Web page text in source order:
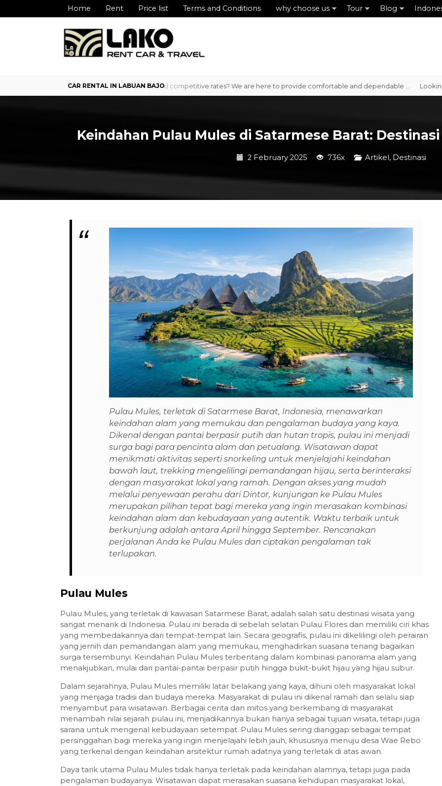
Home Rent Price list Terms and Conditions why choose us Tour Blog
Labuan Bajo with professional service and competitive rates? We are here to provide comfortable and dependable ... Looking for a
Keindahan Pulau Mules di Satarmese Barat:
2 February 2025 736x Artikel, Destinasi
Pulau Mules, terletak di Satarmese Barat, Indonesia, menawarkan
keindahan alam yang memukau dan pengalaman budaya yang kaya.
Dikenal dengan pantai berpasir putih dan hutan tropis, pulau ini menjadi
surga bagi para pencinta alam dan petualang. Wisatawan dapat
menikmati aktivitas seperti snorkeling untuk menjelajahi keindahan
bawah laut, trekking mengelilingi pemandangan hijau, serta berinteraksi
dengan masyarakat lokal yang ramah. Dengan akses yang mudah
melalui penyewaan perahu dari Dintor, kunjungan ke Pulau Mules
merupakan pilihan tepat bagi mereka yang ingin merasakan kombinasi
keindahan alam dan kebudayaan yang autentik. Waktu terbaik untuk
berkunjung adalah antara April hingga September. Rencanakan
perjalanan Anda ke Pulau Mules dan ciptakan pengalaman tak
terlupakan.
Pulau Mules
Pulau Mules, yang terletak di kawasan Satarmese Barat, adalah salah satu destinasi wisata yang
sangat menarik di Indonesia. Pulau ini berada di sebelah selatan Pulau Flores dan memiliki ciri khas
yang membedakannya dari tempat-tempat lain. Secara geografis, pulau ini dikelilingi oleh perairan
yang jernih dan pemandangan alam yang memukau, menghadirkan suasana tenang bagaikan
surga tersembunyi. Keindahan Pulau Mules terbentang dalam kombinasi panorama alam yang
menakjubkan, mulai dari pantai-pantai berpasir putih hingga bukit-bukit hijau yang hijau subur.
Dalam sejarahnya, Pulau Mules memiliki latar belakang yang kaya, dihuni oleh masyarakat lokal
yang menjaga tradisi dan budaya mereka. Masyarakat di pulau ini dikenal ramah dan selalu siap
menyambut para wisatawan. Berbagai cerita dan mitos yang berkembang di masyarakat
menambah nilai sejarah pulau ini, menjadikannya bukan hanya sebagai tujuan wisata, tetapi juga
sarana untuk mengenal kebudayaan setempat. Pulau Mules sering dianggap sebagai tempat
persinggahan bagi mereka yang ingin menjelajahi lebih jauh, khususnya menuju desa Wae Rebo
yang terkenal dengan keindahan arsitektur rumah adatnya yang terletak di atas awan.
Daya tarik utama Pulau Mules tidak hanya terletak pada keindahan alamnya, tetapi juga pada
pengalaman budayanya. Wisatawan dapat merasakan suasana kehidupan masyarakat lokal,
5-Day Tour from Maumere to
Labua...
Komodo & Flores
5Days 4Nights
Contact Us